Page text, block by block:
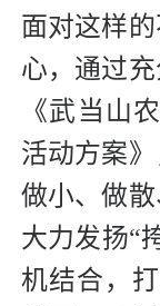
面对这样
心，通过
《武当山
活动方案
做小、做散
大力发扬“
机结合，